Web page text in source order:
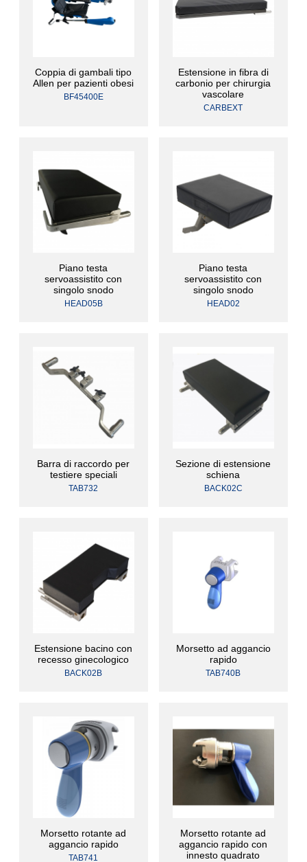
Coppia di gambali tipo
Allen per pazienti obesi
BF45400E
Estensione in fibra di
carbonio per chirurgia
vascolare
CARBEXT
Piano testa
servoassistito con
singolo snodo
HEAD05B
Piano testa
servoassistito con
singolo snodo
HEAD02
Barra di raccordo per
testiere speciali
TAB732
Sezione di estensione
schiena
BACK02C
Estensione bacino con
recesso ginecologico
BACK02B
Morsetto ad aggancio
rapido
TAB740B
Morsetto rotante ad
aggancio rapido
TAB741
Morsetto rotante ad
aggancio rapido con
innesto quadrato